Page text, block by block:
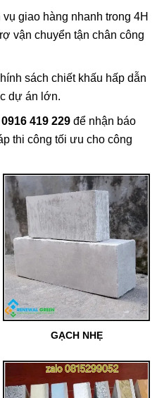
vụ giao hàng nhanh trong 4H
vận chuyển tận chân công
sách chiết khấu hấp dẫn
dự án lớn.
419 229 để nhận báo
thi công tối ưu cho công
GẠCH NHẸ